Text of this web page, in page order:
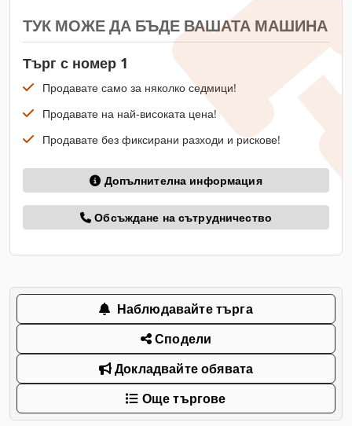
ТУК МОЖЕ ДА БЪДЕ ВАШАТА МАШИНА
Търг с номер 1
Продавате само за няколко седмици!
Продавате на най-високата цена!
Продавате без фиксирани разходи и рискове!
Допълнителна информация
Обсъждане на сътрудничество
Наблюдавайте търга
Сподели
Докладвайте обявата
Още търгове